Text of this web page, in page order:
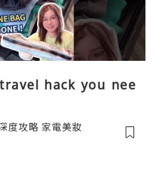
hack you nee
度攻略 家電美妝